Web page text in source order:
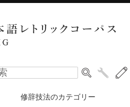
修辞技法のカテゴリー